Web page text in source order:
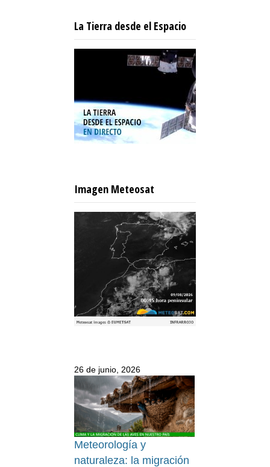
La Tierra desde el Espacio
Imagen Meteosat
26 de junio, 2026
Meteorología y
naturaleza: la migración